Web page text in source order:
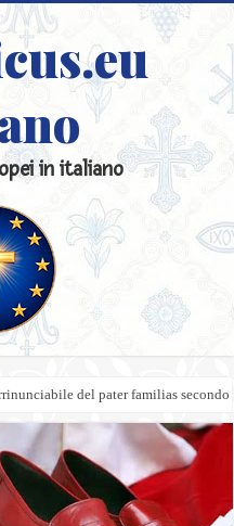
in italiano
del pater familias secondo